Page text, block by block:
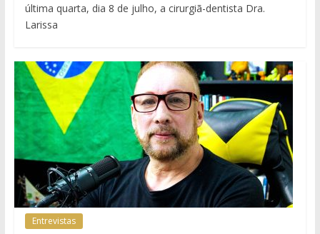
última quarta, dia 8 de julho, a cirurgiã-dentista Dra.
Larissa
Entrevistas